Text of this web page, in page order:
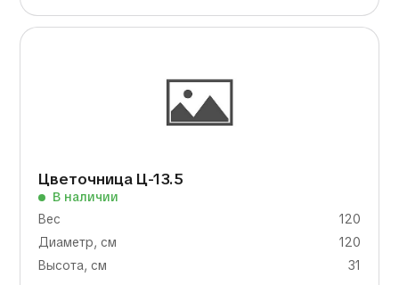
Цветочница Ц-13.5
В наличии
Вес
120
Диаметр, см
120
Высота, см
31